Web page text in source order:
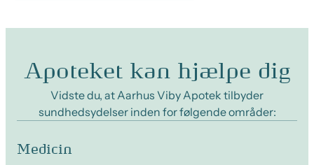
Apoteket kan hjælpe dig
Vidste du, at Aarhus Viby Apotek tilbyder
sundhedsydelser inden for følgende områder:
Medicin